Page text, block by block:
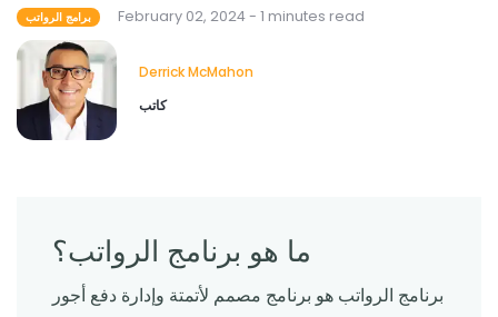
برامج الرواتب February 02, 2024 - 1 minutes read
Derrick McMahon
كاتب
ما هو برنامج الرواتب؟
برنامج الرواتب هو برنامج مصمم لأتمتة وإدارة دفع أجور